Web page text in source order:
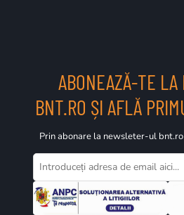
ABONEAZĂ-TE
BNT.RO ȘI AFLĂ
Prin abonare la newsleter-ul